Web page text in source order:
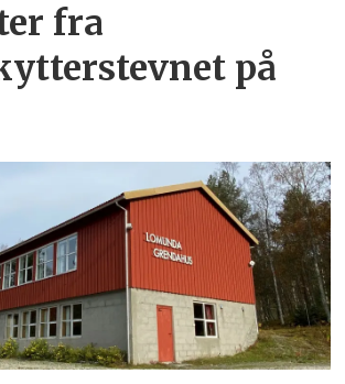
fra
på